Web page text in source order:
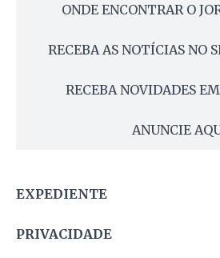
ONDE ENCONTRAR O
RECEBA AS NOTÍCIAS NO
RECEBA NOVIDADES
ANUNCIE
EXPEDIENTE
PRIVACIDADE